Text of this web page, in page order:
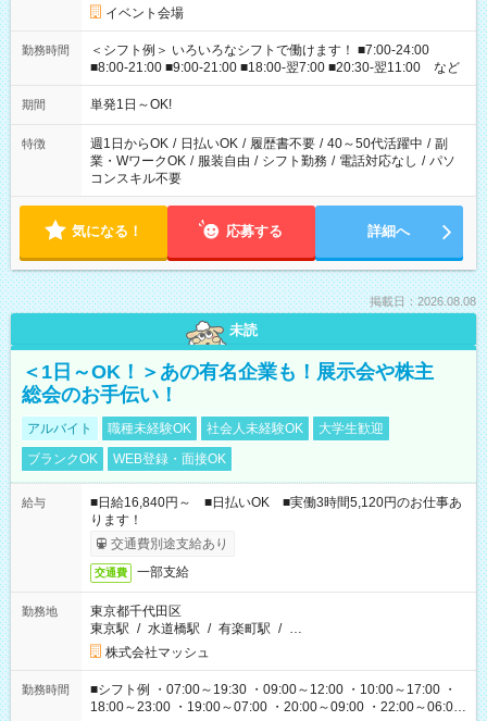
イベント会場
勤務時間
＜シフト例＞ いろいろなシフトで働けます！ ■7:00-24:00
■8:00-21:00 ■9:00-21:00 ■18:00-翌7:00 ■20:30-翌11:00 など
期間 単発1日～OK!
特徴 週1日からOK / 日払いOK / 履歴書不要 / 40～50代活躍中 / 副
業・WワークOK / 服装自由 / シフト勤務 / 電話対応なし / パソ
コンスキル不要
気になる！ 応募する 詳細へ
掲載日：2026.08.08
未読
＜1日～OK！＞あの有名企業も！展示会や株主
総会のお手伝い！
アルバイト 職種未経験OK 社会人未経験OK
大学生歓迎
ブランクOK
WEB登録・面接OK
給与
■日給16,840円～ ■日払いOK ■実働3時間5,120円のお仕事あ
ります！
交通費別途支給あり
交通費 一部支給
勤務地
東京都千代田区
東京駅 / 水道橋駅 / 有楽町駅 / …
株式会社マッシュ
勤務時間
■シフト例 ・07:00～19:30 ・09:00～12:00 ・10:00～17:00 ・
18:00～23:00 ・19:00～07:00 ・20:00～09:00 ・22:00～06:00